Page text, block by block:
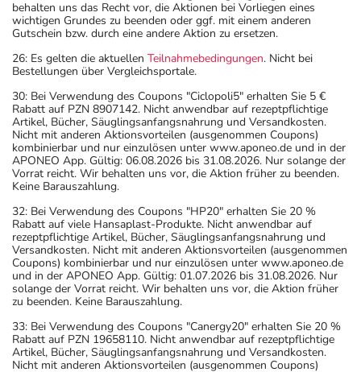
behalten uns das Recht vor, die Aktionen bei Vorliegen eines
wichtigen Grundes zu beenden oder ggf. mit einem anderen
Gutschein bzw. durch eine andere Aktion zu ersetzen.
26: Es gelten die aktuellen Teilnahmebedingungen. Nicht bei
Bestellungen über Vergleichsportale.
30: Bei Verwendung des Coupons "Ciclopoli5" erhalten Sie 5 €
Rabatt auf PZN 8907142. Nicht anwendbar auf rezeptpflichtige
Artikel, Bücher, Säuglingsanfangsnahrung und Versandkosten.
Nicht mit anderen Aktionsvorteilen (ausgenommen Coupons)
kombinierbar und nur einzulösen unter www.aponeo.de und in der
APONEO App. Gültig: 06.08.2026 bis 31.08.2026. Nur solange der
Vorrat reicht. Wir behalten uns vor, die Aktion früher zu beenden.
Keine Barauszahlung.
32: Bei Verwendung des Coupons "HP20" erhalten Sie 20 %
Rabatt auf viele Hansaplast-Produkte. Nicht anwendbar auf
rezeptpflichtige Artikel, Bücher, Säuglingsanfangsnahrung und
Versandkosten. Nicht mit anderen Aktionsvorteilen (ausgenommen
Coupons) kombinierbar und nur einzulösen unter www.aponeo.de
und in der APONEO App. Gültig: 01.07.2026 bis 31.08.2026. Nur
solange der Vorrat reicht. Wir behalten uns vor, die Aktion früher
zu beenden. Keine Barauszahlung.
33: Bei Verwendung des Coupons "Canergy20" erhalten Sie 20 %
Rabatt auf PZN 19658110. Nicht anwendbar auf rezeptpflichtige
Artikel, Bücher, Säuglingsanfangsnahrung und Versandkosten.
Nicht mit anderen Aktionsvorteilen (ausgenommen Coupons)